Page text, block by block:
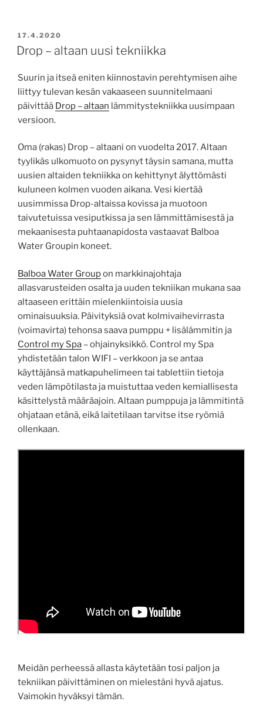
JULKAISTU
17.4.2020
Drop – altaan uusi tekniikka
Suurin ja itseä eniten kiinnostavin perehtymisen aihe
liittyy tulevan kesän vakaaseen suunnitelmaani
päivittää Drop – altaan lämmitystekniikka uusimpaan
versioon.
Oma (rakas) Drop – altaani on vuodelta 2017. Altaan
tyylikäs ulkomuoto on pysynyt täysin samana, mutta
uusien altaiden tekniikka on kehittynyt älyttömästi
kuluneen kolmen vuoden aikana. Vesi kiertää
uusimmissa Drop-altaissa kovissa ja muotoon
taivutetuissa vesiputkissa ja sen lämmittämisestä ja
mekaanisesta puhtaanapidosta vastaavat Balboa
Water Groupin koneet.
Balboa Water Groupon markkinajohtaja
allasvarusteiden osalta ja uuden tekniikan mukana saa
altaaseen erittäin mielenkiintoisia uusia
ominaisuuksia. Päivityksiä ovat kolmivaihevirrasta
(voimavirta) tehonsa saava pumppu + lisälämmitin ja
Control my Spa – ohjainyksikkö. Control my Spa
yhdistetään talon WIFI – verkkoon ja se antaa
käyttäjänsä matkapuhelimeen tai tablettiin tietoja
veden lämpötilasta ja muistuttaa veden kemiallisesta
käsittelystä määräajoin. Altaan pumppuja ja lämmitintä
ohjataan etänä, eikä laitetilaan tarvitse itse ryömiä
ollenkaan.
Meidän perheessä allasta käytetään tosi paljon ja
tekniikan päivittäminen on mielestäni hyvä ajatus.
Vaimokin hyväksyi tämän.